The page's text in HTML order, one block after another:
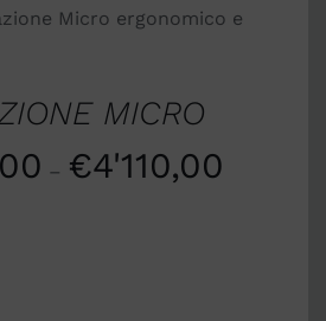
SCEGLI
/
MICRO
– €4'110,00